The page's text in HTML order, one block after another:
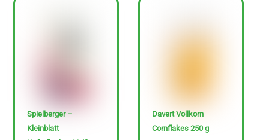
Spielberger –
Kleinblatt
Davert Vollkorn
Cornflakes 250 g